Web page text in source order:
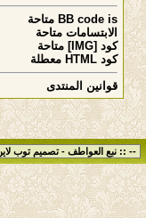
BB code is
متاحة
الابتسامات متاحة
كود [IMG]
متاحة
كود HTML
معطلة
قوانين المنتدى